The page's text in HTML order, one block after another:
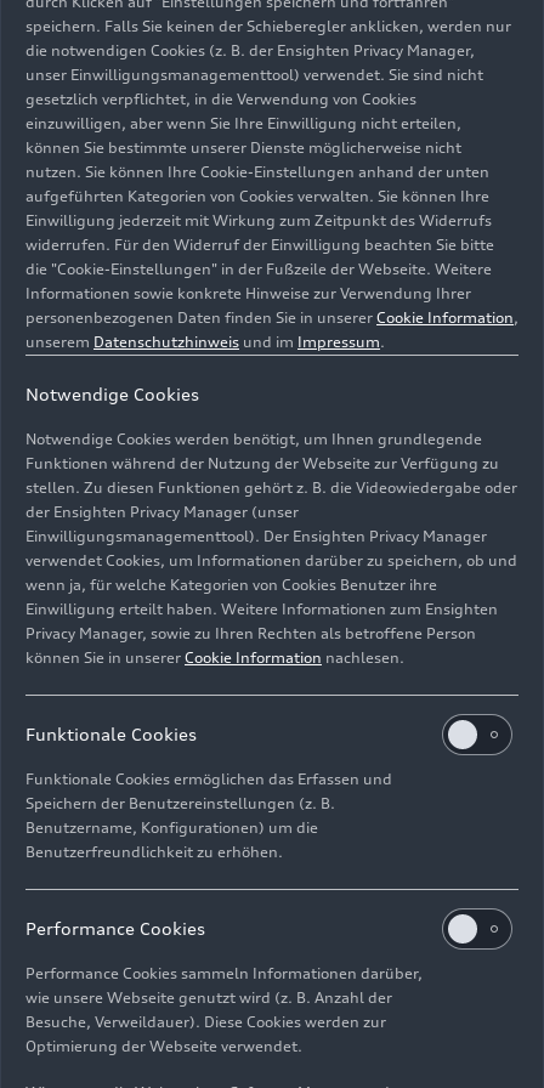
Trio Orelon, Gewinner des ARD-Musikwettbewerbs
2023: Pianist Marco Sanna
Bild-Nr: A243535 · Copyright: AUDI AG
Rechte: Verwendung für Pressezwecke honorarfrei
ImpressumRechtliches
Hinweisgebersystem
Informationen zur BarrierefreiheitKontakt
© 2026 AUDI AG. Alle Rechte vorbehalten.
EN
speichern. Falls Sie keinen der Schieberegler anklicken, werden nur
die notwendigen Cookies (z. B. der Ensighten Privacy Manager,
unser Einwilligungsmanagementtool) verwendet. Sie sind nicht
gesetzlich verpflichtet, in die Verwendung von Cookies
einzuwilligen, aber wenn Sie Ihre Einwilligung nicht erteilen,
können Sie bestimmte unserer Dienste möglicherweise nicht
nutzen. Sie können Ihre Cookie-Einstellungen anhand der unten
aufgeführten Kategorien von Cookies verwalten. Sie können Ihre
Einwilligung jederzeit mit Wirkung zum Zeitpunkt des Widerrufs
widerrufen. Für den Widerruf der Einwilligung beachten Sie bitte
die "Cookie-Einstellungen" in der Fußzeile der Webseite. Weitere
Informationen sowie konkrete Hinweise zur Verwendung Ihrer
personenbezogenen Daten finden Sie in unserer Cookie Information,
unserem Datenschutzhinweis und im Impressum.
Notwendige Cookies
Notwendige Cookies werden benötigt, um Ihnen grundlegende
Funktionen während der Nutzung der Webseite zur Verfügung zu
stellen. Zu diesen Funktionen gehört z. B. die Videowiedergabe oder
der Ensighten Privacy Manager (unser
Einwilligungsmanagementtool). Der Ensighten Privacy Manager
verwendet Cookies, um Informationen darüber zu speichern, ob und
wenn ja, für welche Kategorien von Cookies Benutzer ihre
Einwilligung erteilt haben. Weitere Informationen zum Ensighten
Privacy Manager, sowie zu Ihren Rechten als betroffene Person
können Sie in unserer Cookie Information nachlesen.
Funktionale Cookies
Funktionale Cookies ermöglichen das Erfassen und
Speichern der Benutzereinstellungen (z. B.
Benutzername, Konfigurationen) um die
Benutzerfreundlichkeit zu erhöhen.
Performance Cookies
Performance Cookies sammeln Informationen darüber,
wie unsere Webseite genutzt wird (z. B. Anzahl der
Besuche, Verweildauer). Diese Cookies werden zur
Optimierung der Webseite verwendet.